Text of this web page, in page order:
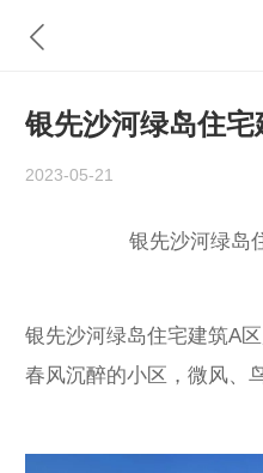
银先沙河绿岛住
2023-05-21
银先沙河绿岛
银先沙河绿岛住宅建筑A
春风沉醉的小区，微风、